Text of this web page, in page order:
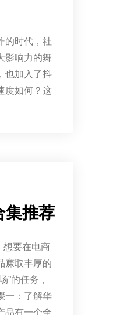
的时代，社
影响力的舞
也加入了抖
度如何？这
集推荐
想要在电商
赚取丰厚的
”的任务，
一：了解华
品有一个全